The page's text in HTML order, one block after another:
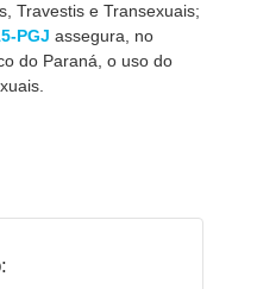
Travestis e Transexuais;
PGJ assegura, no
do Paraná, o uso do